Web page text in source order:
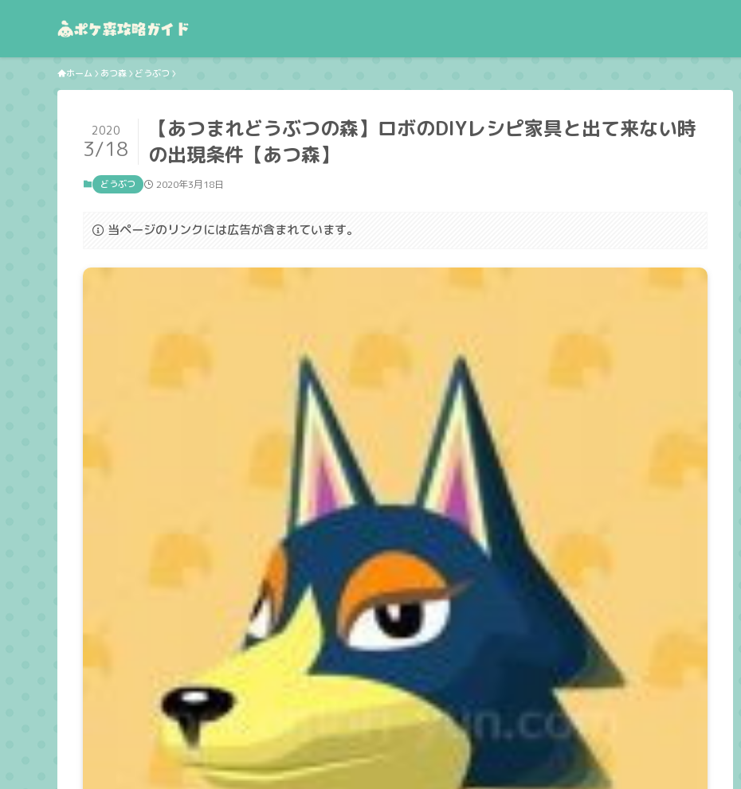
ホーム あつ森 どうぶつ
【あつまれどうぶつの森】ロボのDIYレシピ家具と出て来ない時
の出現条件【あつ森】
2020
3/18
どうぶつ 2020年3月18日
当ページのリンクには広告が含まれています。